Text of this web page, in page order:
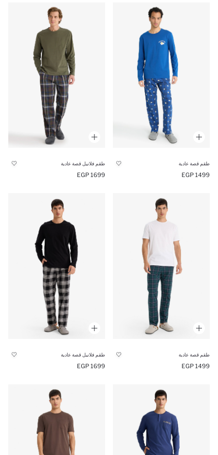
طقم قصة عادية
1499 EGP
طقم فلانيل قصة عادية
1699 EGP
طقم قصة عادية
1499 EGP
طقم فلانيل قصة عادية
1699 EGP